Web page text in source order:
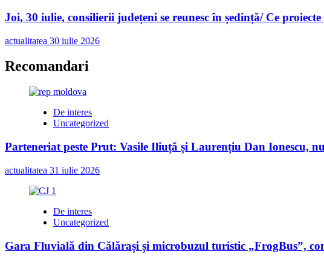
Joi, 30 iulie, consilierii județeni se reunesc în ședință/ Ce
actualitatea 30 iulie 2026
Recomandari
De interes
Uncategorized
Parteneriat peste Prut: Vasile Iliuță și Laurențiu Dan Ionescu,
actualitatea 31 iulie 2026
De interes
Uncategorized
Gara Fluvială din Călărași și microbuzul turistic „FrogBus”,